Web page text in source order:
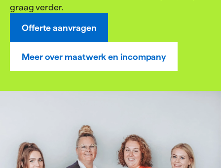
graag verder.
Offerte aanvragen
Meer over maatwerk en incompany